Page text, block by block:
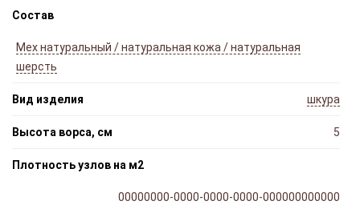
Состав
Мех натуральный / натуральная кожа / натуральная
шерсть
Вид изделия шкура
Высота ворса, см 5
Плотность узлов на м2
00000000-0000-0000-0000-000000000000